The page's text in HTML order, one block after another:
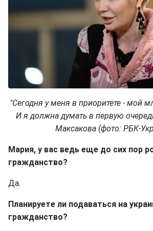
"Сегодня у меня в приоритете - мой
И я должна думать в первую
Максакова (фото: РБК-
Мария, у вас ведь еще до сих пор
гражданство?
Да.
Планируете ли подаваться на
гражданство?